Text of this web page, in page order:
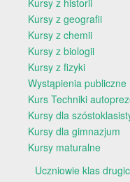
Kursy z historii
Kursy z geografii
Kursy z chemii
Kursy z biologii
Kursy z fizyki
Wystąpienia publiczne
Kurs Techniki
Kursy dla
Kursy dla gimnazjum
Kursy maturalne
Uczniowie klas